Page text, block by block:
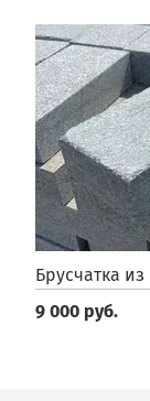
Брусчатка из
9 000 руб.